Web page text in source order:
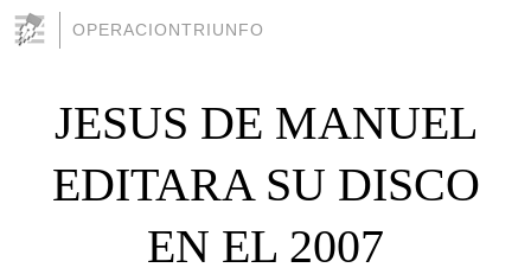
OPERACIONTRIUNFO
JESUS DE MANUEL
EDITARA SU DISCO
EN EL 2007